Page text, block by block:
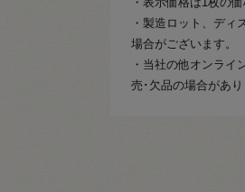
・製造ロット、ディ
場合がございます。
・当社の他オンライ
売･欠品の場合があり